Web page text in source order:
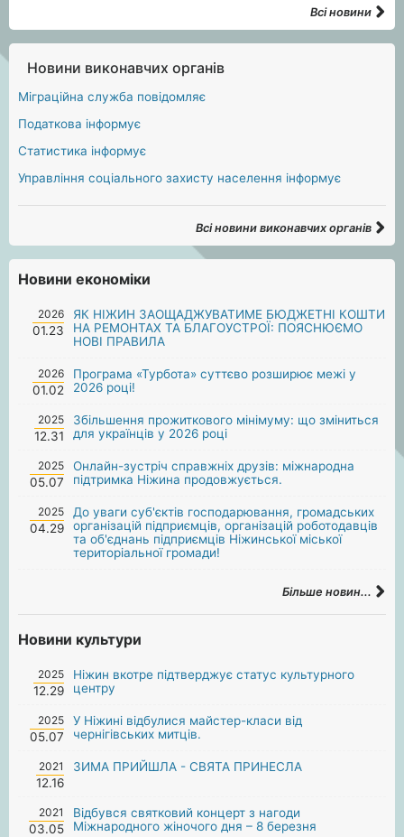
Всі новини
Новини виконавчих органів
Міграційна служба повідомляє
Податкова інформує
Статистика інформує
Управління соціального захисту населення інформує
Всі новини виконавчих органів
Новини економіки
2026
01.23
ЯК НІЖИН ЗАОЩАДЖУВАТИМЕ БЮДЖЕТНІ КОШТИ
НА РЕМОНТАХ ТА БЛАГОУСТРОЇ: ПОЯСНЮЄМО
НОВІ ПРАВИЛА
2026
01.02
Програма «Турбота» суттєво розширює межі у
2026 році!
2025
12.31
Збільшення прожиткового мінімуму: що зміниться
для українців у 2026 році
2025
05.07
Онлайн-зустріч справжніх друзів: міжнародна
підтримка Ніжина продовжується.
2025
04.29
До уваги суб'єктів господарювання, громадських
організацій підприємців, організацій роботодавців
та об'єднань підприємців Ніжинської міської
територіальної громади!
Більше новин...
Новини культури
2025
12.29
Ніжин вкотре підтверджує статус культурного
центру
2025
05.07
У Ніжині відбулися майстер-класи від
чернігівських митців.
2021
12.16
ЗИМА ПРИЙШЛА - СВЯТА ПРИНЕСЛА
2021
03.05
Відбувся святковий концерт з нагоди
Міжнародного жіночого дня – 8 березня